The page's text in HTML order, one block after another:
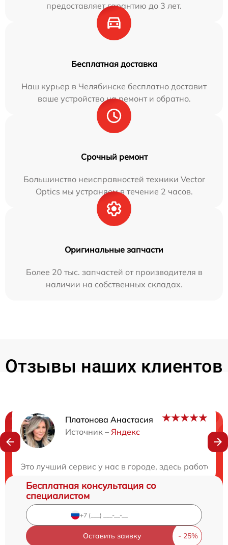
предоставляет гарантию до 3 лет.
Бесплатная доставка
Наш курьер в Челябинске бесплатно доставит
ваше устройство на ремонт и обратно.
Срочный ремонт
Большинство неисправностей техники Vector
Optics мы устраняем в течение 2 часов.
Оригинальные запчасти
Более 20 тыс. запчастей от производителя в
наличии на собственных складах.
Отзывы наших клиентов
Платонова Анастасия
Источник – Яндекс
Это лучший сервис у нас в городе, здесь
Нужна консультация?
Бесплатная консультация со
специалистом
Оставить заявку